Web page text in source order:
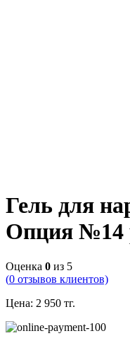
Гель для
Опция №14
Оценка 0 из 5
(0 отзывов клиентов)
Цена: 2 950 тг.